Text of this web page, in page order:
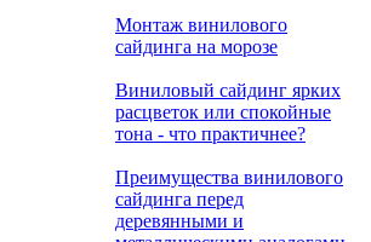
Монтаж винилового
сайдинга на морозе
Виниловый сайдинг ярких
расцветок или спокойные
тона - что практичнее?
Преимущества винилового
сайдинга перед
деревянными и